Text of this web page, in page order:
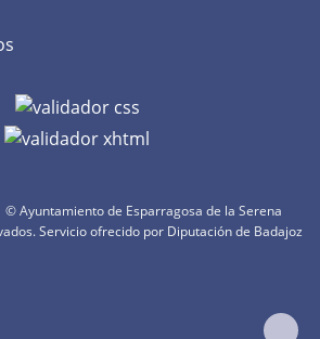
© Ayuntamiento de Esparragosa de la Serena
Servicio ofrecido por Diputación de Badajoz